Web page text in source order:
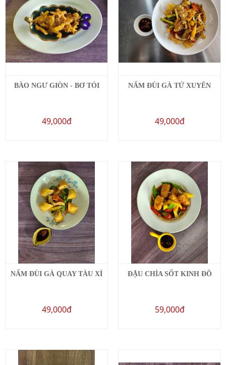
BÀO NGƯ GIÒN - BƠ TỎI
49,000đ
NẤM ĐÙI GÀ TỨ XUYÊN
49,000đ
NẤM ĐÙI GÀ QUAY TÀU XÌ
49,000đ
ĐẬU CHÌA SỐT KINH ĐÔ
59,000đ